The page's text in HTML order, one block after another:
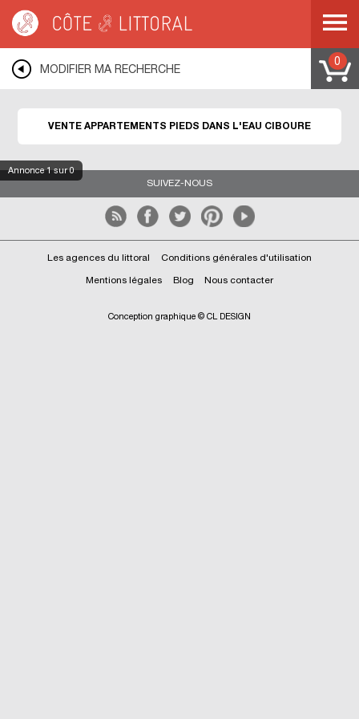
MODIFIER MA RECHERCHE
0
Annonce1sur 0
VENTE APPARTEMENTS PIEDS DANS L'EAU CIBOURE
SUIVEZ-NOUS
Les agences du littoral Conditions générales d'utilisation
Mentions légales Blog Nous contacter
Conception graphique © CL DESIGN